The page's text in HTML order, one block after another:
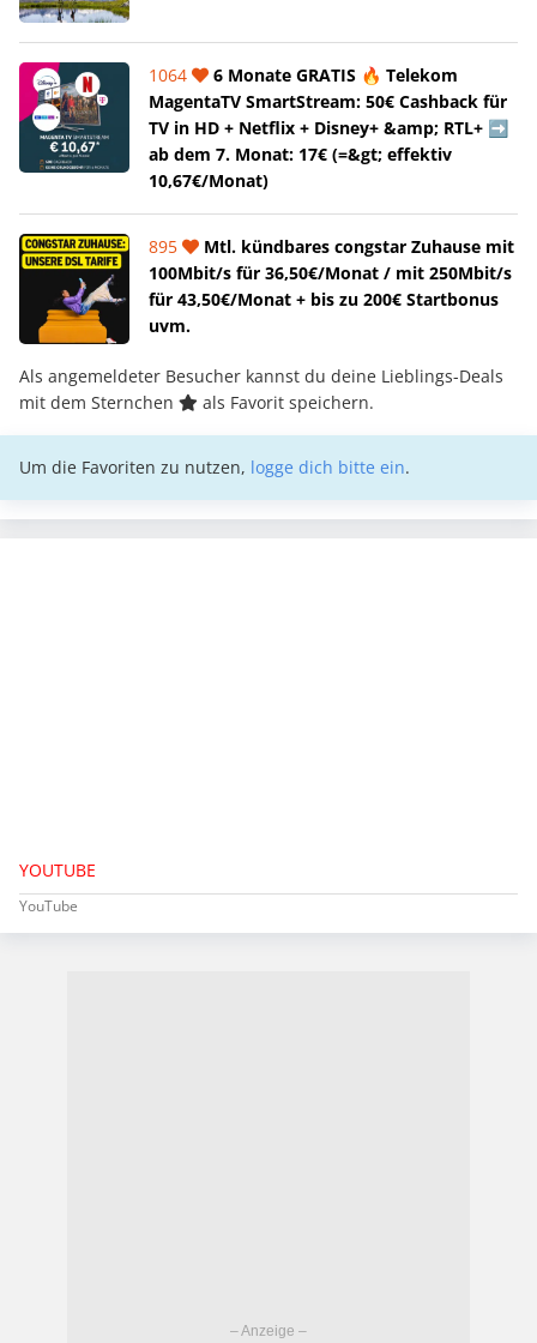
1064
6 Monate GRATIS 🔥 Telekom
MagentaTV SmartStream: 50€ Cashback für
TV in HD + Netflix + Disney+ &amp; RTL+ ➡️
ab dem 7. Monat: 17€ (=&gt; effektiv
10,67€/Monat)
895
Mtl. kündbares congstar Zuhause mit
100Mbit/s für 36,50€/Monat / mit 250Mbit/s
für 43,50€/Monat + bis zu 200€ Startbonus
uvm.
Als angemeldeter Besucher kannst du deine Lieblings-Deals
mit dem Sternchen
als Favorit speichern.
Um die Favoriten zu nutzen, logge dich bitte ein.
YOUTUBE
YouTube